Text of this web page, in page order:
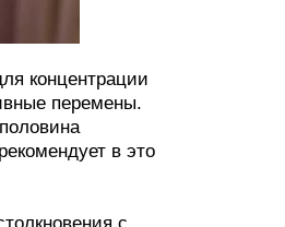
концентрации
перемены.
в это